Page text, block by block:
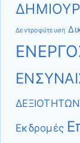
Δεντροφύτευση
ΔΕΞΙΟΤΗΤΩΝ
Εκδρομές